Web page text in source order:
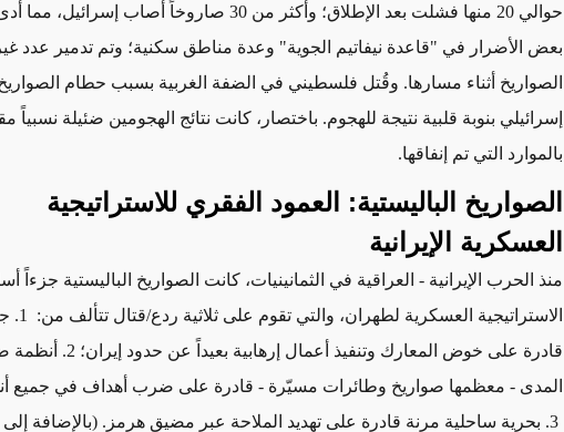
حوالي 20 منها فشلت بعد الإطلاق؛ وأكثر من 30 صاروخاً أصاب
بعض الأضرار في "قاعدة نيفاتيم الجوية" وعدة مناطق سكنية؛ وتم تدمير عدد
الصواريخ أثناء مسارها. وقُتل فلسطيني في الضفة الغربية بسبب حطام
إسرائيلي بنوبة قلبية نتيجة للهجوم. باختصار، كانت نتائج الهجومين ضئيلة نسبياً
بالموارد التي تم إنفاقها.
الصواريخ الباليستية: العمود الفقري للاستراتيجية
العسكرية الإيرانية
منذ الحرب الإيرانية - العراقية في الثمانينيات، كانت الصواريخ الباليستية جزءاً
قادرة على خوض المعارك وتنفيذ أعمال
المدى - معظمها صواريخ وطائرات مسيّرة - قادرة على ضرب أهداف في جميع
3. بحرية ساحلية مرنة قادرة على تهديد الملاحة عبر مضيق هرمز. (بالإضافة إلى ذلك، توفر